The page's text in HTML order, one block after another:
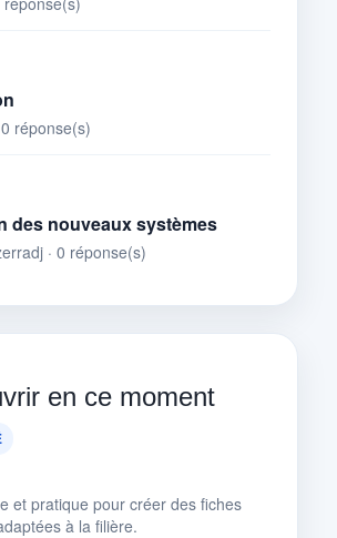
réponse(s)
des nouveaux systèmes
· 0 réponse(s)
en ce moment
et pratique pour créer des fiches
à la filière.